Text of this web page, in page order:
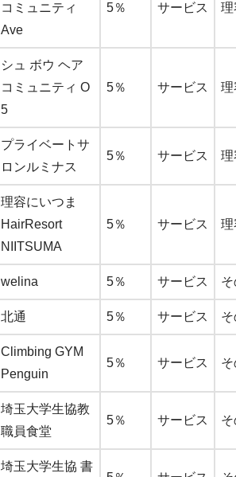
コミュニティ
Ave
5％ サービス 理
シュ ボウ ヘア
コミュニティ O
5
5％ サービス 理
プライベートサ
ロンルミナス
5％ サービス 理
理容にいつま
HairResort
NIITSUMA
5％ サービス 理
welina 5％ サービス
北通 5％ サービス
Climbing GYM
Penguin
5％ サービス
埼玉大学生協教
職員食堂
5％ サービス
埼玉大学生協 書